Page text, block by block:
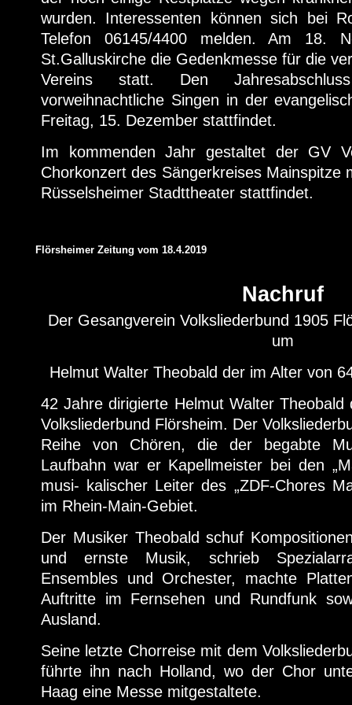
wurden. Interessenten können sich bei
Telefon 06145/4400 melden. Am 18.
St.Galluskirche die Gedenkmesse für die
Vereins statt. Den
vorweihnachtliche Singen in der
Freitag, 15. Dezember stattfindet.
Im kommenden Jahr gestaltet der GV
Chorkonzert des Sängerkreises Mainspitze
Rüsselsheimer Stadttheater stattfindet.
Flörsheimer Zeitung vom 18.4.2019
Nachruf
Der Gesangverein Volksliederbund 1905
um
Helmut Walter Theobald der im Alter von
42 Jahre dirigierte Helmut Walter
Volksliederbund Flörsheim. Der
Reihe von Chören, die der begabte
Laufbahn war er Kapellmeister bei den
musi- kalischer Leiter des „ZDF-Chores
im Rhein-Main-Gebiet.
Der Musiker Theobald schuf
und ernste Musik, schrieb
Ensembles und Orchester, machte
Auftritte im Fernsehen und Rundfunk
Ausland.
Seine letzte Chorreise mit dem
führte ihn nach Holland, wo der Chor
Haag eine Messe mitgestaltete.